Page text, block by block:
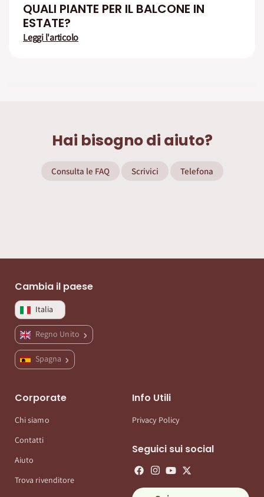
QUALI PIANTE PER IL BALCONE IN
ESTATE?
Leggi l'articolo
Hai bisogno di aiuto?
Consulta le FAQ Scrivici Telefona
Cambia il paese
Italia
Regno Unito
Spagna
Corporate
Chi siamo
Contatti
Aiuto
Trova rivenditore
Info Utili
Privacy Policy
Seguici sui social